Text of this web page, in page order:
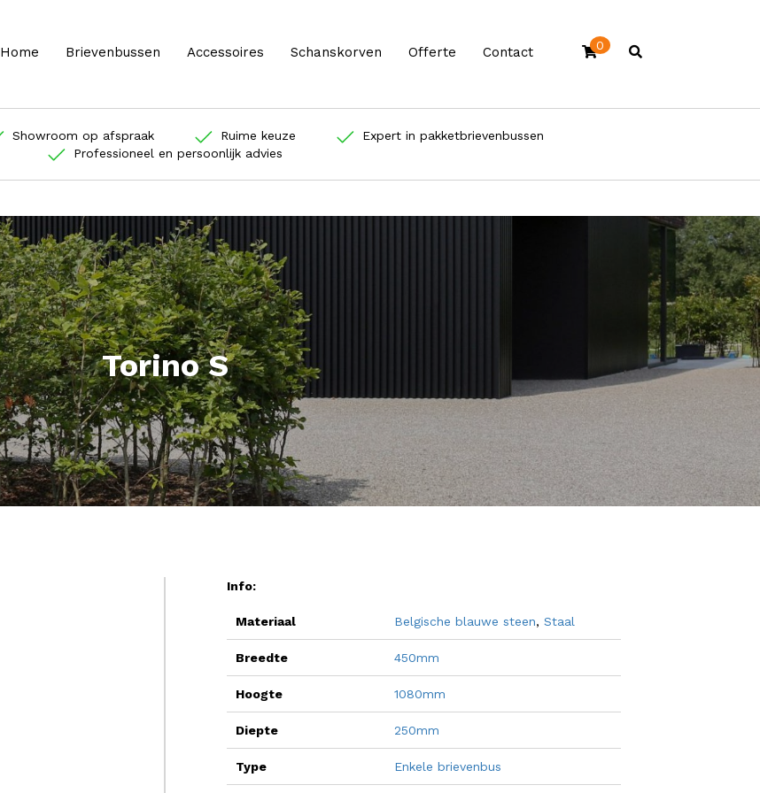
Home Brievenbussen Accessoires Schanskorven Offerte Contact 0
Showroom op afspraak Ruime keuze
Expert in pakketbrievenbussen
Professioneel en persoonlijk advies
Torino S
Info:
Materiaal Belgische blauwe steen, Staal
Breedte 450mm
Hoogte 1080mm
Diepte 250mm
Type Enkele brievenbus